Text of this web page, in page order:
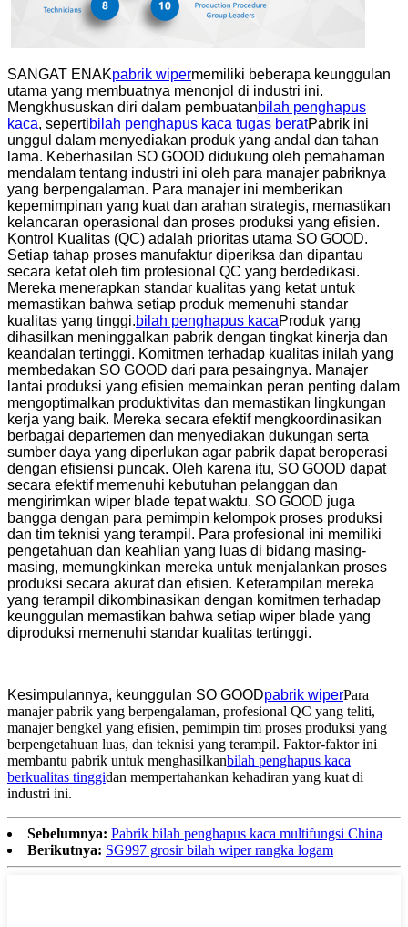
SANGAT ENAKpabrik wipermemiliki beberapa keunggulan
utama yang membuatnya menonjol di industri ini.
Mengkhususkan diri dalam pembuatanbilah penghapus
kaca, sepertibilah penghapus kaca tugas beratPabrik ini
unggul dalam menyediakan produk yang andal dan tahan
lama. Keberhasilan SO GOOD didukung oleh pemahaman
mendalam tentang industri ini oleh para manajer pabriknya
yang berpengalaman. Para manajer ini memberikan
kepemimpinan yang kuat dan arahan strategis, memastikan
kelancaran operasional dan proses produksi yang efisien.
Kontrol Kualitas (QC) adalah prioritas utama SO GOOD.
Setiap tahap proses manufaktur diperiksa dan dipantau
secara ketat oleh tim profesional QC yang berdedikasi.
Mereka menerapkan standar kualitas yang ketat untuk
memastikan bahwa setiap produk memenuhi standar
kualitas yang tinggi.bilah penghapus kacaProduk yang
dihasilkan meninggalkan pabrik dengan tingkat kinerja dan
keandalan tertinggi. Komitmen terhadap kualitas inilah yang
membedakan SO GOOD dari para pesaingnya. Manajer
lantai produksi yang efisien memainkan peran penting dalam
mengoptimalkan produktivitas dan memastikan lingkungan
kerja yang baik. Mereka secara efektif mengkoordinasikan
berbagai departemen dan menyediakan dukungan serta
sumber daya yang diperlukan agar pabrik dapat beroperasi
dengan efisiensi puncak. Oleh karena itu, SO GOOD dapat
secara efektif memenuhi kebutuhan pelanggan dan
mengirimkan wiper blade tepat waktu. SO GOOD juga
bangga dengan para pemimpin kelompok proses produksi
dan tim teknisi yang terampil. Para profesional ini memiliki
pengetahuan dan keahlian yang luas di bidang masing-
masing, memungkinkan mereka untuk menjalankan proses
produksi secara akurat dan efisien. Keterampilan mereka
yang terampil dikombinasikan dengan komitmen terhadap
keunggulan memastikan bahwa setiap wiper blade yang
diproduksi memenuhi standar kualitas tertinggi.
Kesimpulannya, keunggulan SO GOODpabrik wiperPara
manajer pabrik yang berpengalaman, profesional QC yang teliti,
manajer bengkel yang efisien, pemimpin tim proses produksi yang
berpengetahuan luas, dan teknisi yang terampil. Faktor-faktor ini
membantu pabrik untuk menghasilkanbilah penghapus kaca
berkualitas tinggidan mempertahankan kehadiran yang kuat di
industri ini.
Sebelumnya: Pabrik bilah penghapus kaca multifungsi China
Berikutnya: SG997 grosir bilah wiper rangka logam